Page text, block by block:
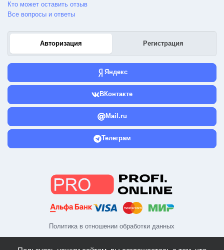
Политика в отношении обработки данных
Кто может оставить отзыв
Все вопросы и ответы
Авторизация Регистрация
Яндекс
ВКонтакте
Mail.ru
Телеграм